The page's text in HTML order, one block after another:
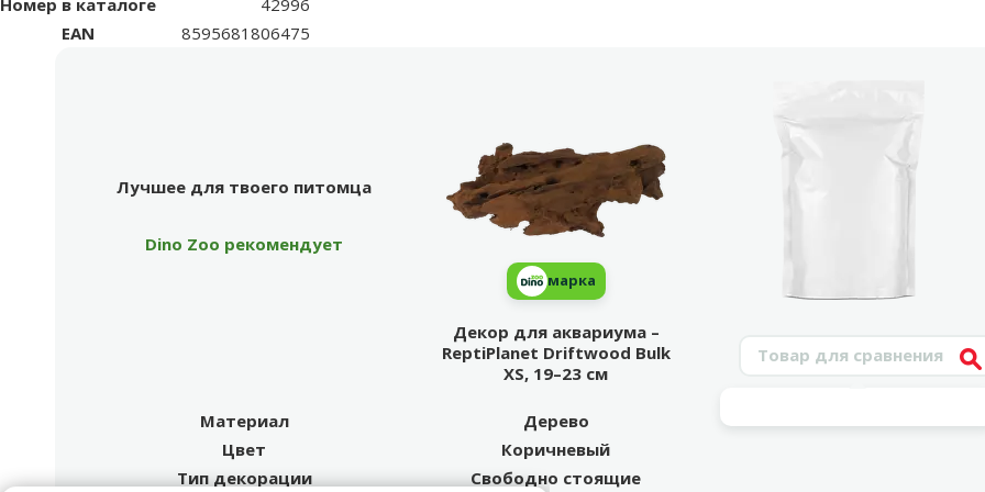
EAN
8595681806475
Продукт
Лучшее для твоего питомца
Dino Zoo рекомендует
марка
Декор для аквариума –
ReptiPlanet Driftwood Bulk
XS, 19–23 см
Материал
Дерево
Цвет
Коричневый
Тип декорации
Свободно стоящие